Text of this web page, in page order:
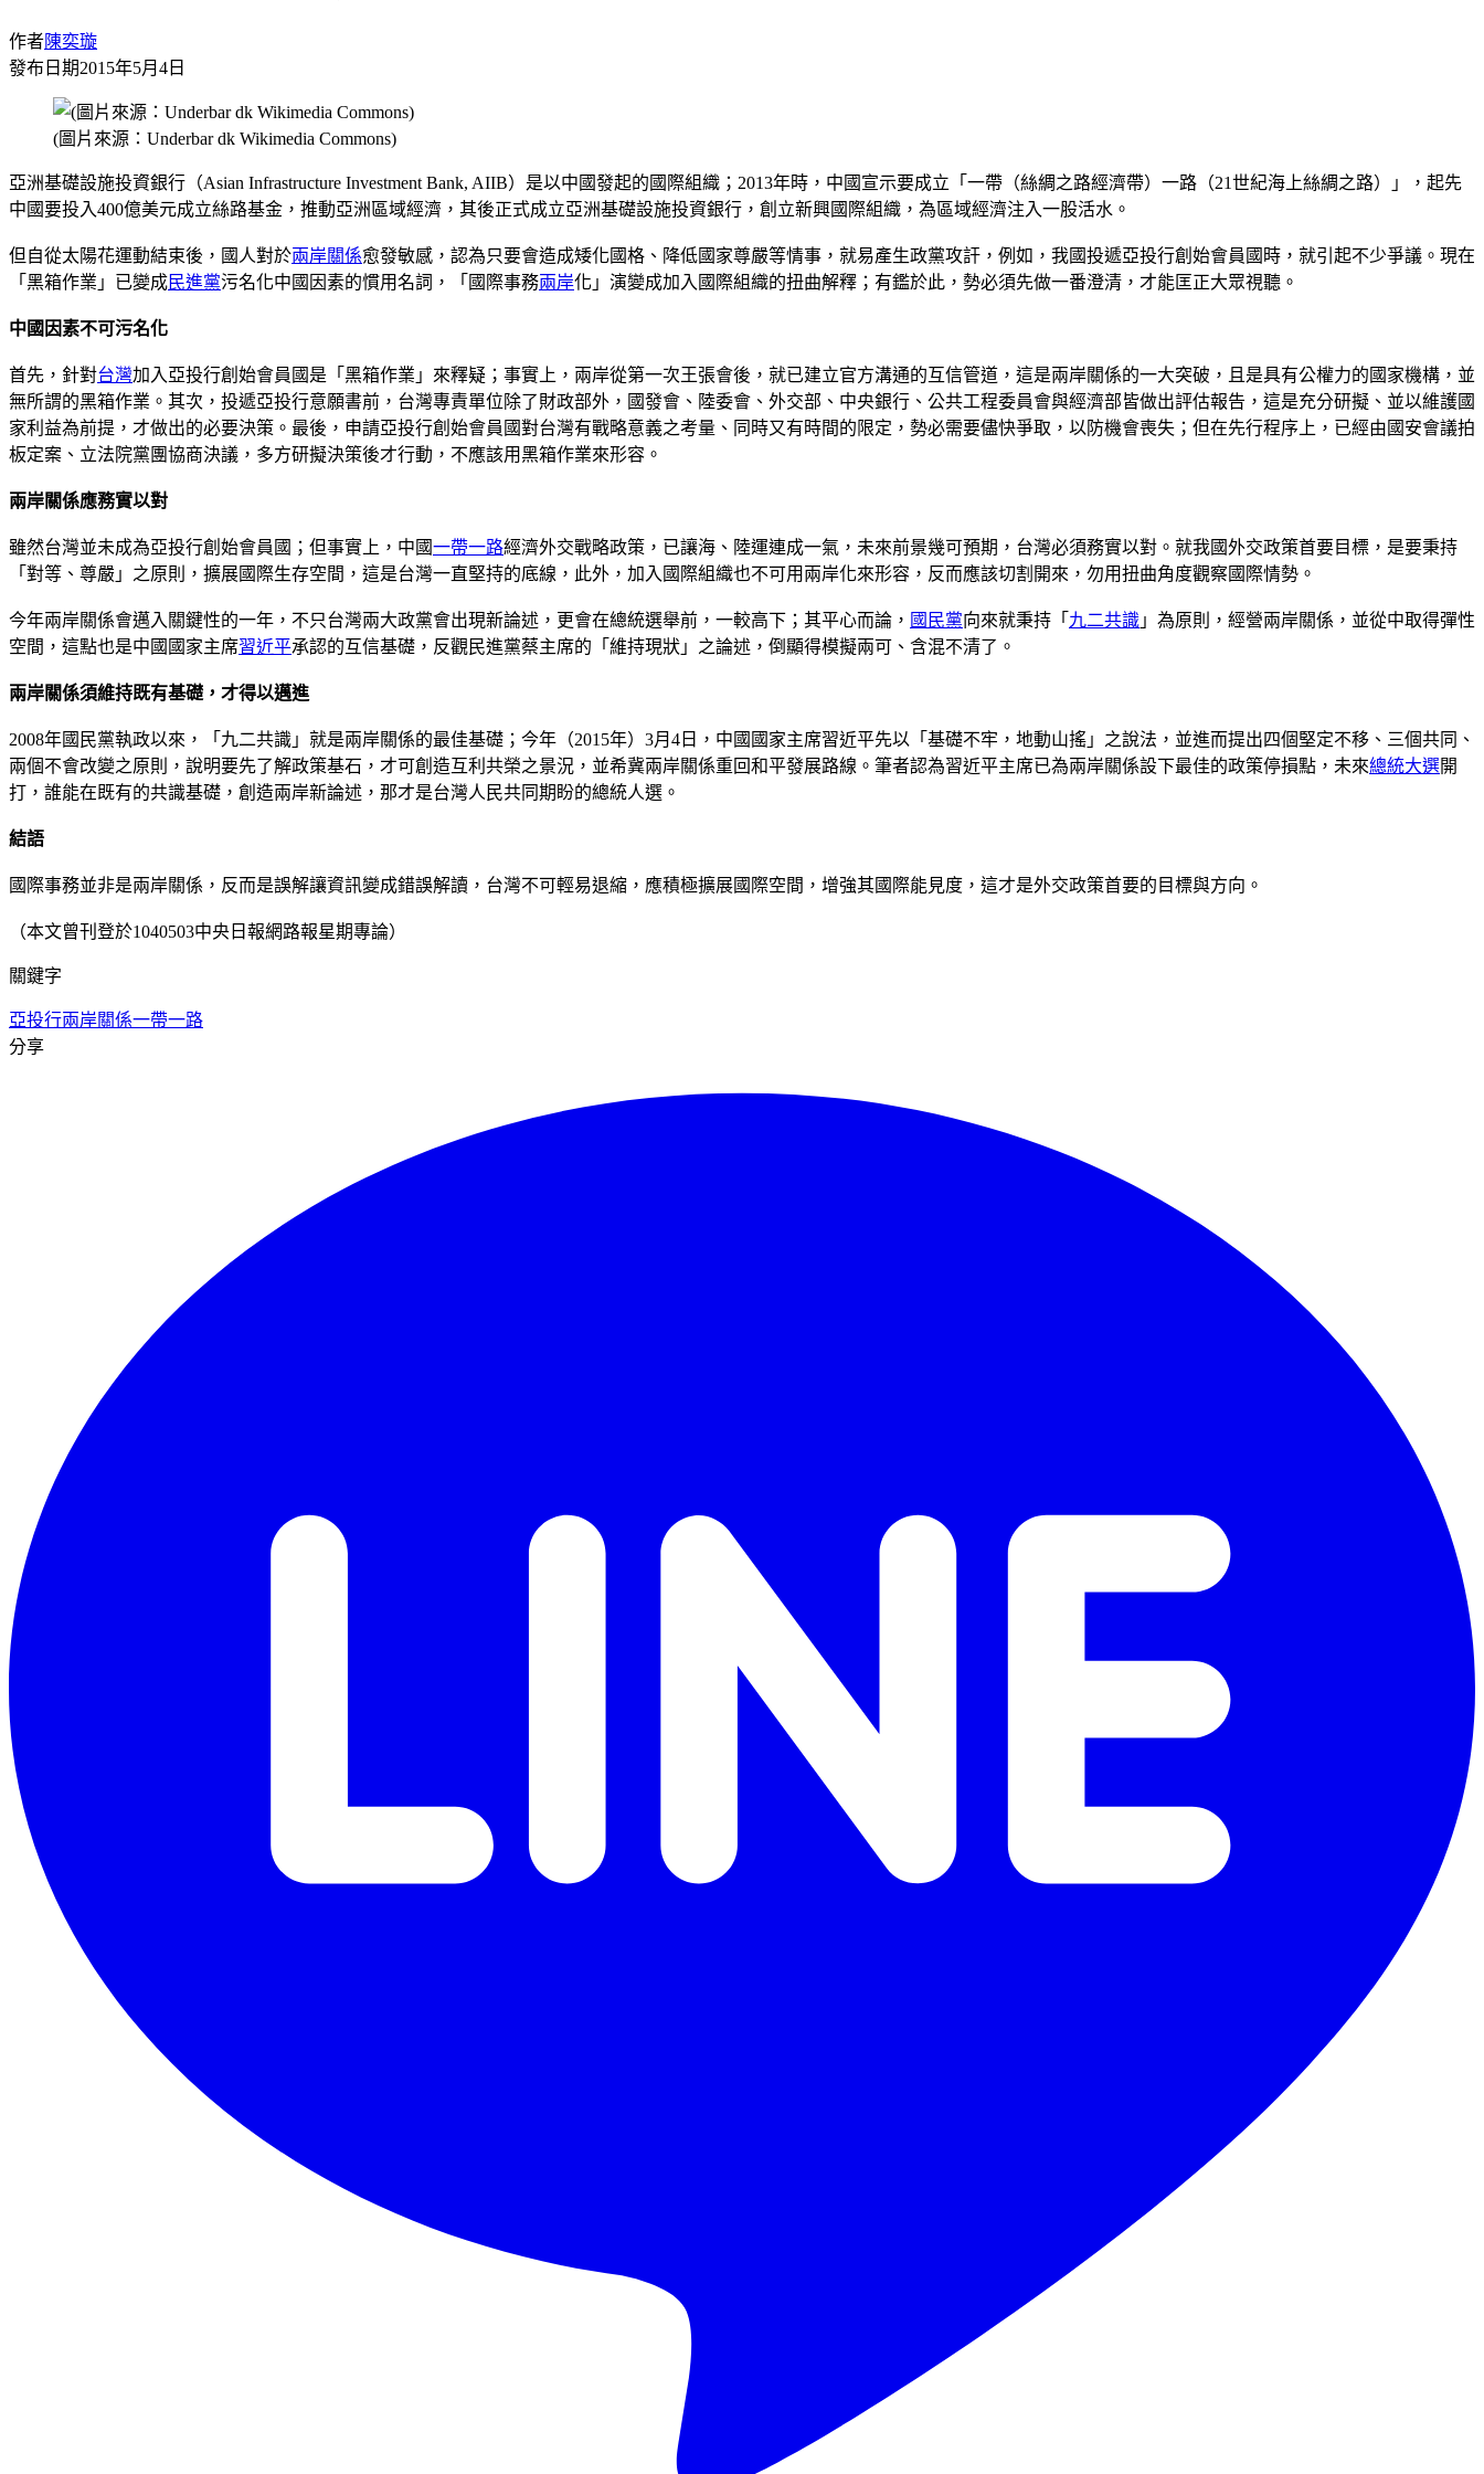
作者陳奕璇
發布日期2015年5月4日
(圖片來源：Underbar dk Wikimedia Commons)
亞洲基礎設施投資銀行（Asian Infrastructure Investment Bank, AIIB）是以中國發起的國際組織；2013年時，中國宣示要成立「一帶（絲綢之路經濟帶）一路（21世紀海上絲綢之路）」，起先
中國要投入400億美元成立絲路基金，推動亞洲區域經濟，其後正式成立亞洲基礎設施投資銀行，創立新興國際組織，為區域經濟注入一股活水。
但自從太陽花運動結束後，國人對於兩岸關係愈發敏感，認為只要會造成矮化國格、降低國家尊嚴等情事，就易產生政黨攻訐，例如，我國投遞亞投行創始會員國時，就引起不少爭議。現在
「黑箱作業」已變成民進黨污名化中國因素的慣用名詞，「國際事務兩岸化」演變成加入國際組織的扭曲解釋；有鑑於此，勢必須先做一番澄清，才能匡正大眾視聽。
中國因素不可污名化
首先，針對台灣加入亞投行創始會員國是「黑箱作業」來釋疑；事實上，兩岸從第一次王張會後，就已建立官方溝通的互信管道，這是兩岸關係的一大突破，且是具有公權力的國家機構，並
無所謂的黑箱作業。其次，投遞亞投行意願書前，台灣專責單位除了財政部外，國發會、陸委會、外交部、中央銀行、公共工程委員會與經濟部皆做出評估報告，這是充分研擬、並以維護國
家利益為前提，才做出的必要決策。最後，申請亞投行創始會員國對台灣有戰略意義之考量、同時又有時間的限定，勢必需要儘快爭取，以防機會喪失；但在先行程序上，已經由國安會議拍
板定案、立法院黨團協商決議，多方研擬決策後才行動，不應該用黑箱作業來形容。
兩岸關係應務實以對
雖然台灣並未成為亞投行創始會員國；但事實上，中國一帶一路經濟外交戰略政策，已讓海、陸運連成一氣，未來前景幾可預期，台灣必須務實以對。就我國外交政策首要目標，是要秉持
「對等、尊嚴」之原則，擴展國際生存空間，這是台灣一直堅持的底線，此外，加入國際組織也不可用兩岸化來形容，反而應該切割開來，勿用扭曲角度觀察國際情勢。
今年兩岸關係會邁入關鍵性的一年，不只台灣兩大政黨會出現新論述，更會在總統選舉前，一較高下；其平心而論， 國民黨向來就秉持「 九二共識 」為原則，經營兩岸關係，並從中取得彈性
空間，這點也是中國國家主席習近平承認的互信基礎，反觀民進黨蔡主席的「維持現狀」之論述，倒顯得模擬兩可、含混不清了。
兩岸關係須維持既有基礎，才得以邁進
2008年國民黨執政以來，「九二共識」就是兩岸關係的最佳基礎；今年（2015年）3月4日，中國國家主席習近平先以「基礎不牢，地動山搖」之說法，並進而提出四個堅定不移、三個共同、
兩個不會改變之原則，說明要先了解政策基石，才可創造互利共榮之景況，並希冀兩岸關係重回和平發展路線。筆者認為習近平主席已為兩岸關係設下最佳的政策停損點，未來總統大選開
打，誰能在既有的共識基礎，創造兩岸新論述，那才是台灣人民共同期盼的總統人選。
結語
國際事務並非是兩岸關係，反而是誤解讓資訊變成錯誤解讀，台灣不可輕易退縮，應積極擴展國際空間，增強其國際能見度，這才是外交政策首要的目標與方向。
（本文曾刊登於1040503中央日報網路報星期專論）
關鍵字
亞投行兩岸關係一帶一路
分享